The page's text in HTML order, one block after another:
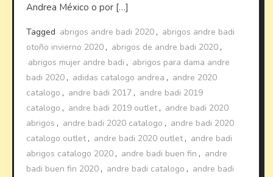
Andrea México o por […]
Tagged abrigos andre badi 2020 , abrigos andre badi
otoño invierno 2020 , abrigos de andre badi 2020 ,
abrigos mujer andre badi , abrigos para dama andre
badi 2020 , adidas catalogo andrea , andre 2020
catalogo , andre badi 2017 , andre badi 2019
catalogo , andre badi 2019 outlet, andre badi 2020
abrigos , andre badi 2020 catalogo , andre badi 2020
catalogo outlet, andre badi 2020 outlet, andre badi
abrigos catalogo 2020 , andre badi buen fin , andre
badi buen fin 2020 , andre badi catalogo , andre badi